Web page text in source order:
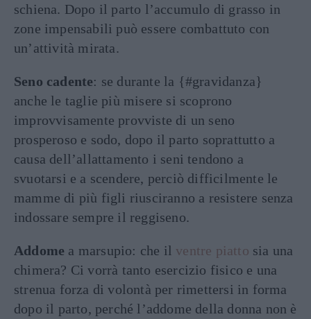
schiena. Dopo il parto l’accumulo di grasso in
zone impensabili può essere combattuto con
un’attività mirata.
Seno cadente: se durante la {#gravidanza}
anche le taglie più misere si scoprono
improvvisamente provviste di un seno
prosperoso e sodo, dopo il parto soprattutto a
causa dell’allattamento i seni tendono a
svuotarsi e a scendere, perciò difficilmente le
mamme di più figli riusciranno a resistere senza
indossare sempre il reggiseno.
Addome a marsupio: che il ventre piatto sia una
chimera? Ci vorrà tanto esercizio fisico e una
strenua forza di volontà per rimettersi in forma
dopo il parto, perché l’addome della donna non è